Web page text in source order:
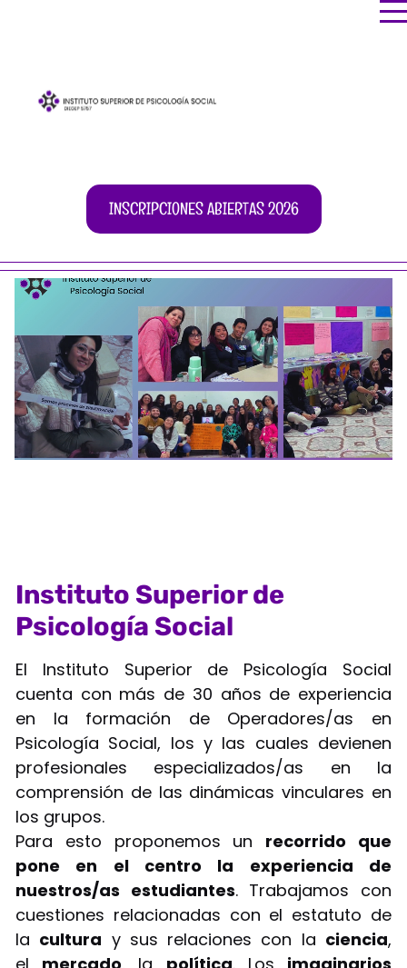
INSCRIPCIONES ABIERTAS 2026
Instituto Superior de
Psicología Social
El Instituto Superior de Psicología Social
cuenta con más de 30 años de experiencia
en la formación de Operadores/as en
Psicología Social, los y las cuales devienen
profesionales especializados/as en la
comprensión de las dinámicas vinculares en
los grupos.
Para esto proponemos un recorrido que
pone en el centro la experiencia de
nuestros/as estudiantes. Trabajamos con
cuestiones relacionadas con el estatuto de
la cultura y sus relaciones con la ciencia,